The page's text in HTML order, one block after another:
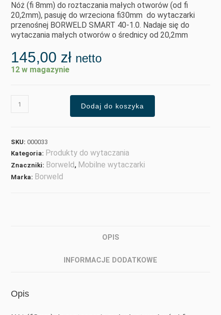
Nóż (fi 8mm) do roztaczania małych otworów (od fi
20,2mm), pasuję do wrzeciona fi30mm do wytaczarki
przenośnej BORWELD SMART 40-1.0. Nadaje się do
wytaczania małych otworów o średnicy od 20,2mm
145,00 zł netto
12 w magazynie
Dodaj do koszyka
SKU:000033
Kategoria: Produkty do wytaczania
Znaczniki: Borweld , Mobilne wytaczarki
Marka: Borweld
OPIS
INFORMACJE DODATKOWE
Opis